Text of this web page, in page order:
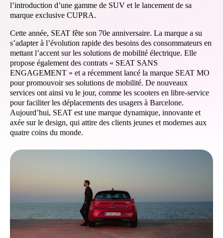
l’introduction d’une gamme de SUV et le lancement de sa
marque exclusive CUPRA.
Cette année, SEAT fête son 70e anniversaire. La marque a su
s’adapter à l’évolution rapide des besoins des consommateurs en
mettant l’accent sur les solutions de mobilité électrique. Elle
propose également des contrats « SEAT SANS
ENGAGEMENT » et a récemment lancé la marque SEAT MO
pour promouvoir ses solutions de mobilité. De nouveaux
services ont ainsi vu le jour, comme les scooters en libre-service
pour faciliter les déplacements des usagers à Barcelone.
Aujourd’hui, SEAT est une marque dynamique, innovante et
axée sur le design, qui attire des clients jeunes et modernes aux
quatre coins du monde.